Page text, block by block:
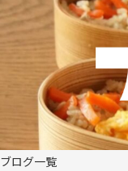
ブログ一覧